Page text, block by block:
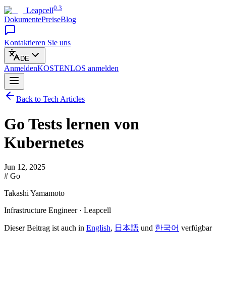
Leapcell0.3
DokumentePreiseBlog
Kontaktieren Sie uns
DE
AnmeldenKOSTENLOS anmelden
Back to Tech Articles
Go Tests lernen von
Kubernetes
Jun 12, 2025
# Go
Takashi Yamamoto
Infrastructure Engineer · Leapcell
Dieser Beitrag ist auch in English, 日本語 und 한국어 verfügbar